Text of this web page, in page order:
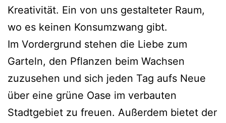
Kreativität. Ein von uns gestalteter Raum,
wo es keinen Konsumzwang gibt.
Im Vordergrund stehen die Liebe zum
Garteln, den Pflanzen beim Wachsen
zuzusehen und sich jeden Tag aufs Neue
über eine grüne Oase im verbauten
Stadtgebiet zu freuen. Außerdem bietet der